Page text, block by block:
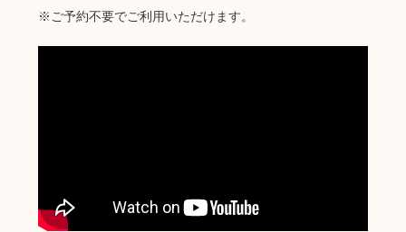
※ご予約不要でご利用いただけます。